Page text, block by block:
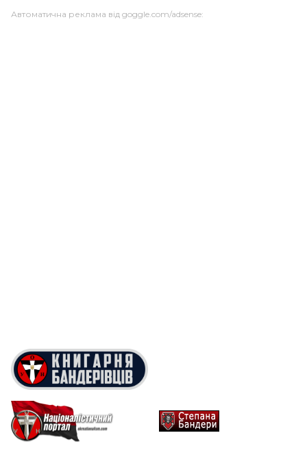
Автоматична реклама від goggle.com/adsense: